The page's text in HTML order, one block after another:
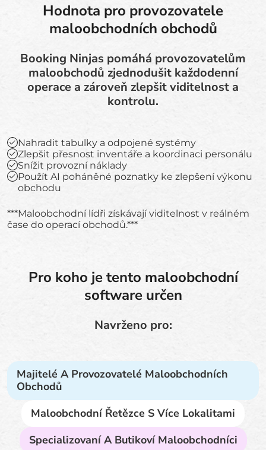
Hodnota pro provozovatele
maloobchodních obchodů
Booking Ninjas pomáhá provozovatelům
maloobchodů zjednodušit každodenní
operace a zároveň zlepšit viditelnost a
kontrolu.
Nahradit tabulky a odpojené systémy
Zlepšit přesnost inventáře a koordinaci personálu
Snížit provozní náklady
Použít AI poháněné poznatky ke zlepšení výkonu
obchodu
***Maloobchodní lídři získávají viditelnost v reálném
čase do operací obchodů.***
Pro koho je tento maloobchodní
software určen
Navrženo pro:
Majitelé A Provozovatelé Maloobchodních
Obchodů
Maloobchodní Řetězce S Více Lokalitami
Specializovaní A Butikoví Maloobchodníci